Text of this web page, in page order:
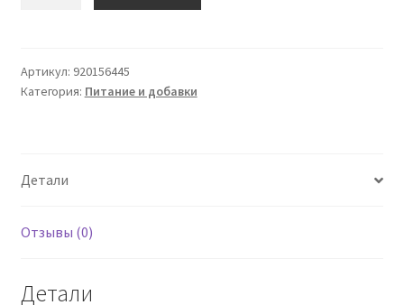
30
Ca
Артикул: 920156445
Категория: Питание и добавки
Детали
Отзывы (0)
Детали